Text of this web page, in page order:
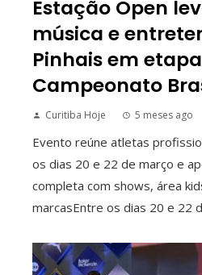
Estação Open
música e
Pinhais em
Campeonato
Curitiba Hoje 5 meses ago
Evento reúne atletas
os dias 20 e 22 de março e
completa com shows, área
marcasEntre os dias 20 e 22